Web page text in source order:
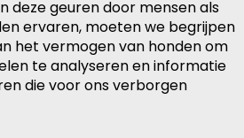
deze geuren door mensen als
ervaren, moeten we begrijpen
het vermogen van honden om
te analyseren en informatie
die voor ons verborgen